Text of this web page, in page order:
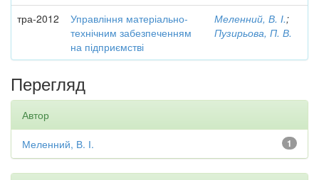
тра-2012
Управління матеріально-
технічним забезпеченням
на підприємстві
Меленний, В. І.;
Пузирьова, П. В.
Перегляд
Автор
1
Меленний, В. І.